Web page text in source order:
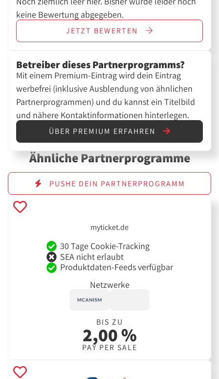
keine Bewertung abgegeben.
JETZT BEWERTEN
Betreiber dieses Partnerprogramms?
Mit einem Premium-Eintrag wird dein Eintrag
werbefrei (inklusive Ausblendung von ähnlichen
Partnerprogrammen) und du kannst ein Titelbild
und nähere Kontaktinformationen hinterlegen.
ÜBER PREMIUM ERFAHREN
Ähnliche Partnerprogramme
PUSHE DEIN PARTNERPROGRAMM
myticket.de
30 Tage Cookie-Tracking
SEA nicht erlaubt
Produktdaten-Feeds verfügbar
Netzwerke
BIS ZU
2,00 %
PAY PER SALE